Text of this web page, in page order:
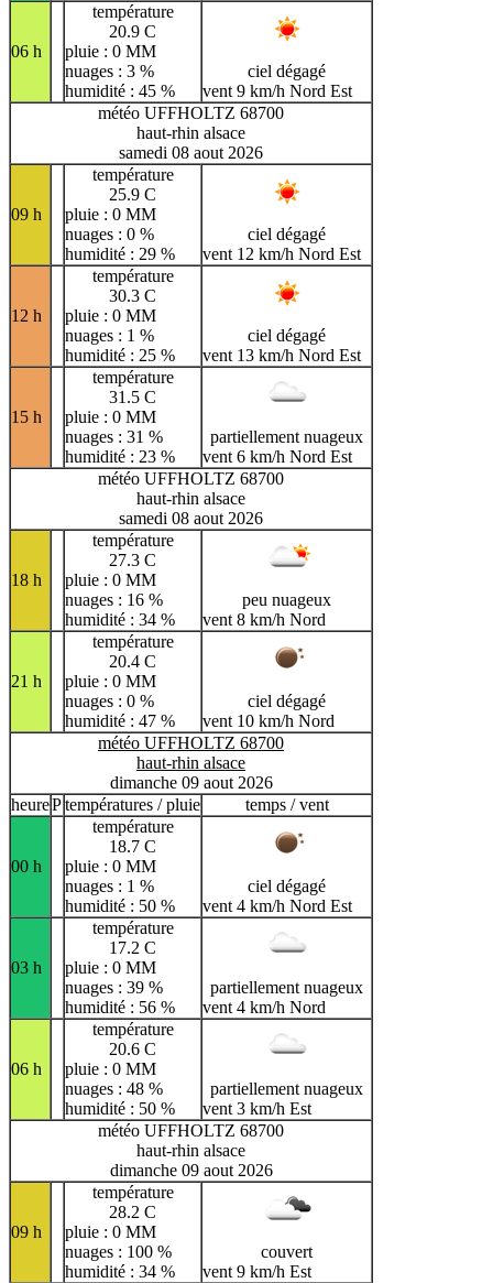
06 h
température
20.9 C
pluie : 0 MM
nuages : 3 %
humidité : 45 %
ciel dégagé
vent 9 km/h Nord Est
météo UFFHOLTZ 68700
haut-rhin alsace
samedi 08 aout 2026
09 h
température
25.9 C
pluie : 0 MM
nuages : 0 %
humidité : 29 %
ciel dégagé
vent 12 km/h Nord Est
12 h
température
30.3 C
pluie : 0 MM
nuages : 1 %
humidité : 25 %
ciel dégagé
vent 13 km/h Nord Est
15 h
température
31.5 C
pluie : 0 MM
nuages : 31 %
humidité : 23 %
partiellement nuageux
vent 6 km/h Nord Est
météo UFFHOLTZ 68700
haut-rhin alsace
samedi 08 aout 2026
18 h
température
27.3 C
pluie : 0 MM
nuages : 16 %
humidité : 34 %
peu nuageux
vent 8 km/h Nord
21 h
température
20.4 C
pluie : 0 MM
nuages : 0 %
humidité : 47 %
ciel dégagé
vent 10 km/h Nord
météo UFFHOLTZ 68700
haut-rhin alsace
dimanche 09 aout 2026
heurePtempératures / pluie temps / vent
00 h
température
18.7 C
pluie : 0 MM
nuages : 1 %
humidité : 50 %
ciel dégagé
vent 4 km/h Nord Est
03 h
température
17.2 C
pluie : 0 MM
nuages : 39 %
humidité : 56 %
partiellement nuageux
vent 4 km/h Nord
06 h
température
20.6 C
pluie : 0 MM
nuages : 48 %
humidité : 50 %
partiellement nuageux
vent 3 km/h Est
météo UFFHOLTZ 68700
haut-rhin alsace
dimanche 09 aout 2026
09 h
température
28.2 C
pluie : 0 MM
nuages : 100 %
humidité : 34 %
couvert
vent 9 km/h Est